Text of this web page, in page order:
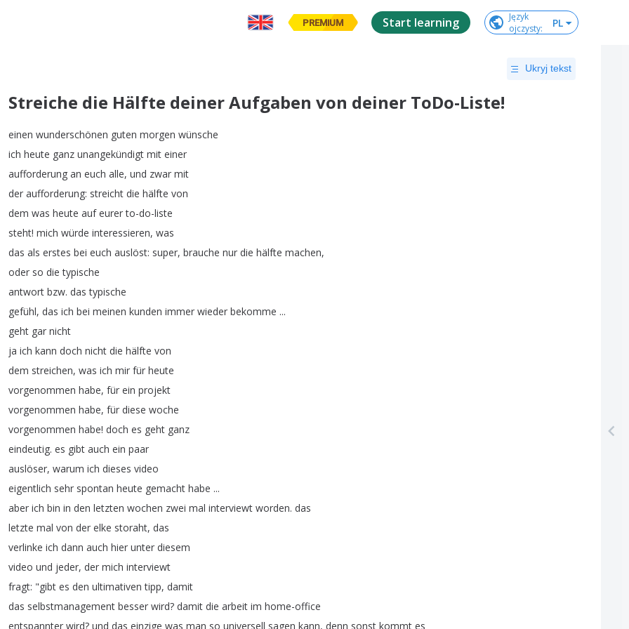
PREMIUM Start learning
Język
ojczysty: PL
Ukryj tekst
Streiche die Hälfte deiner Aufgaben von deiner ToDo-Liste!
einen wunderschönen guten morgen wünsche
ich heute ganz unangekündigt mit einer
aufforderung an euch alle, und zwar mit
der aufforderung: streicht die hälfte von
dem was heute auf eurer to-do-liste
steht! mich würde interessieren, was
das als erstes bei euch auslöst: super, brauche nur die hälfte machen,
oder so die typische
antwort bzw. das typische
gefühl, das ich bei meinen kunden immer wieder bekomme ...
geht gar nicht
ja ich kann doch nicht die hälfte von
dem streichen, was ich mir für heute
vorgenommen habe, für ein projekt
vorgenommen habe, für diese woche
vorgenommen habe! doch es geht ganz
eindeutig. es gibt auch ein paar
auslöser, warum ich dieses video
eigentlich sehr spontan heute gemacht habe ...
aber ich bin in den letzten wochen zwei mal interviewt worden. das
letzte mal von der elke storaht, das
verlinke ich dann auch hier unter diesem
video und jeder, der mich interviewt
fragt: "gibt es den ultimativen tipp, damit
das selbstmanagement besser wird? damit die arbeit im home-office
entspannter wird? und das einzige was man so universell sagen kann, denn sonst kommt es